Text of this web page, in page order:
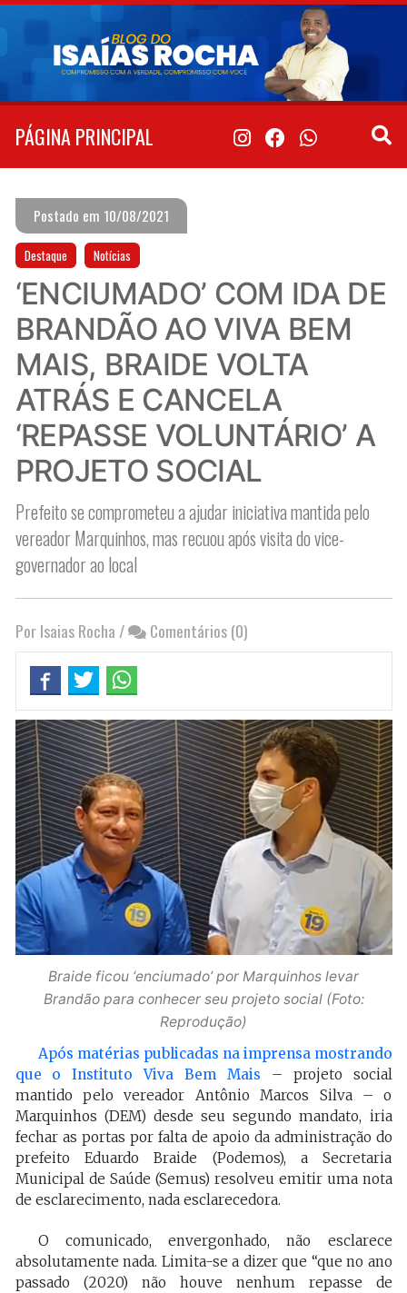
Pular
conteúdo
PÁGINA PRINCIPAL
Postado em 10/08/2021
Destaque Notícias
‘ENCIUMADO’ COM IDA DE
BRANDÃO AO VIVA BEM
MAIS, BRAIDE VOLTA
ATRÁS E CANCELA
‘REPASSE VOLUNTÁRIO’ A
PROJETO SOCIAL
Prefeito se comprometeu a ajudar iniciativa mantida pelo
vereador Marquinhos, mas recuou após visita do vice-
governador ao local
Por Isaias Rocha / Comentários (0)
Braide ficou ‘enciumado’ por Marquinhos levar
Brandão para conhecer seu projeto social (Foto:
Reprodução)
Após matérias publicadas na imprensa mostrando
que o Instituto Viva Bem Mais – projeto social
mantido pelo vereador Antônio Marcos Silva – o
Marquinhos (DEM) desde seu segundo mandato, iria
fechar as portas por falta de apoio da administração do
prefeito Eduardo Braide (Podemos), a Secretaria
Municipal de Saúde (Semus) resolveu emitir uma nota
de esclarecimento, nada esclarecedora.
O comunicado, envergonhado, não esclarece
absolutamente nada. Limita-se a dizer que “que no ano
passado (2020) não houve nenhum repasse de